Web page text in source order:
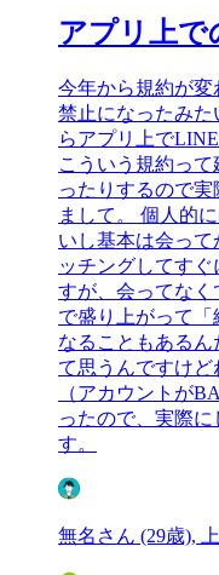
アプリ上
今年から規約が
禁止になったみ
らアプリ上で
こういう規約っ
ったりするので
まして。 個人的
いし基本は会っ
ッチングしてす
すが、会ってな
で盛り上がって
なることもある
て思うんですけ
（アカウントが
ったので、実際
す。
無名さん (29歳),